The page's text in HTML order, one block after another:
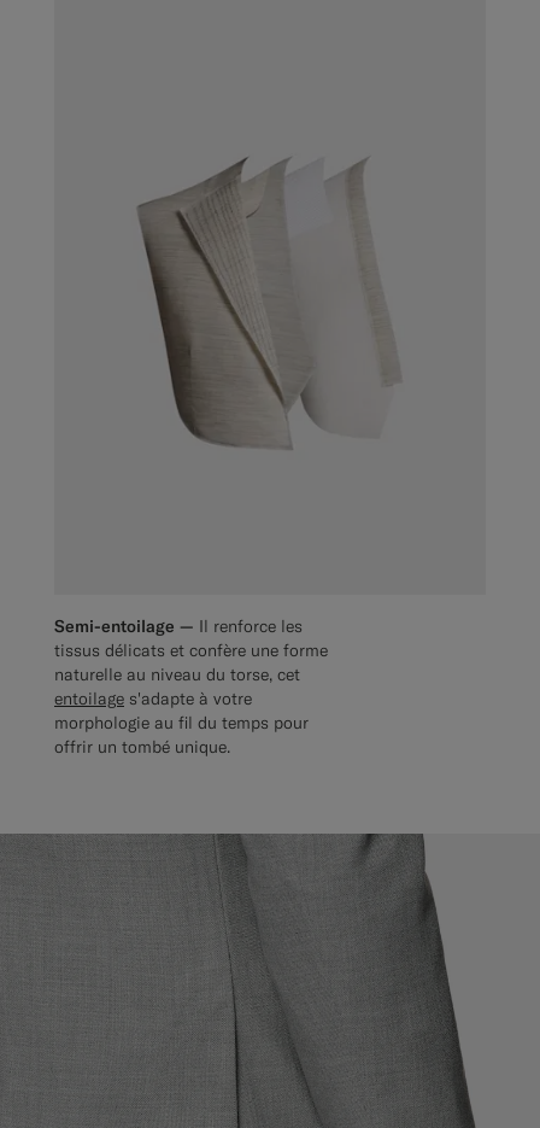
Semi-entoilage — Il renforce les
tissus délicats et confère une forme
naturelle au niveau du torse, cet
entoilage s'adapte à votre
morphologie au fil du temps pour
offrir un tombé unique.